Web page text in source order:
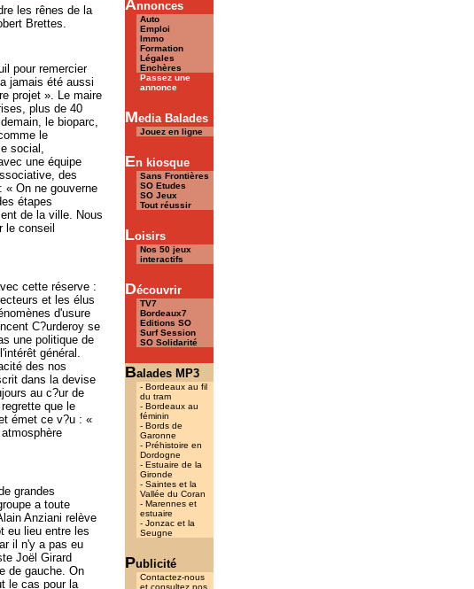
Annonces
Auto
Emploi
Immo
Formation
Légales
Enchères
Passez une
annonce
Media Balades
Jouez en ligne
En kiosque
Sans Frontières
SO Etudes
SO Jeux
Tout réussir
Loisirs
Nos 50 jeux
interactifs
Découvrir
TV7
Bordeaux7
Editions SO
Surf Session
SO Solidarité
Balades MP3
- Bordeaux au fil
du tram
- Bordeaux au
féminin
- Bords de
Garonne
- Préhistoire en
Dordogne
- Estuaire de la
Gironde
- Saintes et la
Vallée du Coran
- Marennes et
estuaire
- Jonzac et la
Seugne
Publicité
Contactez-nous
et consultez nos
les rênes de la
Brettes.
pour remercier
jamais été aussi
projet ». Le maire
plus de 40
le bioparc,
le
social,
une équipe
des
« On ne gouverne
étapes
de la ville. Nous
le conseil
cette réserve :
et les élus
d'usure
C?urderoy se
une politique de
général.
des nos
dans la devise
au c?ur de
que le
émet ce v?u : «
grandes
a toute
Anziani relève
eu lieu entre les
il n'y a pas eu
Joël Girard
de gauche. On
le cas pour la